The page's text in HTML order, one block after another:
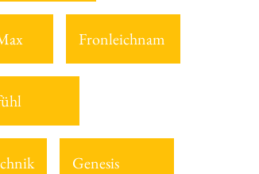
Fronleichnam
Genesis